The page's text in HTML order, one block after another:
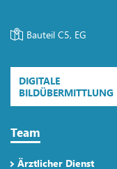
Bauteil C5, EG
DIGITALE
BILDÜBERMITTLUNG
Team
Ärztlicher Dienst